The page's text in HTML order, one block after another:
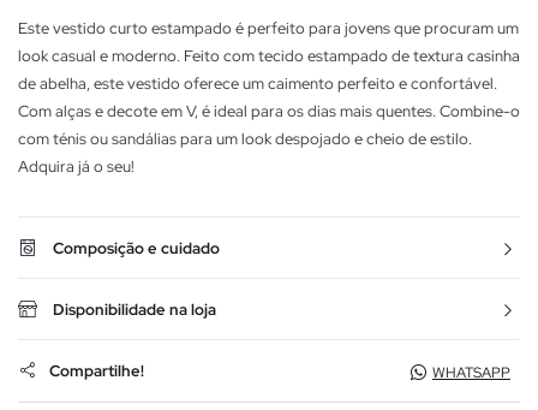
Este vestido curto estampado é perfeito para jovens que procuram um
look casual e moderno. Feito com tecido estampado de textura casinha
de abelha, este vestido oferece um caimento perfeito e confortável.
Com alças e decote em V, é ideal para os dias mais quentes. Combine-o
com ténis ou sandálias para um look despojado e cheio de estilo.
Adquira já o seu!
Composição e cuidado
Disponibilidade na loja
Compartilhe! WHATSAPP